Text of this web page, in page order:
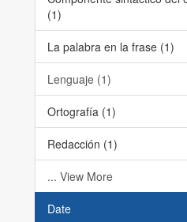
(1)
La palabra en la frase (1)
Lenguaje (1)
Ortografía (1)
Redacción (1)
... View More
Date